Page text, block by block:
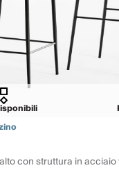
con struttura in